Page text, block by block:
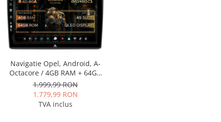
Smart
Fiat
Jeep
Volvo
Navigatie Opel, Android, A-
Octacore / 4GB RAM + 64GB
ROM, 9 Inch - AD-
BGA9004+AD-BGRKIT388
1.999,99 RON
1.779,99 RON
TVA inclus